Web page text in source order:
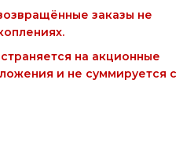
заказы не
на акционные
и не суммируется с